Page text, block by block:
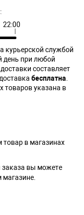
22:00
курьерской службой
день при любой
составляет
бесплатна
товаров указана в
в магазинах
заказа вы можете